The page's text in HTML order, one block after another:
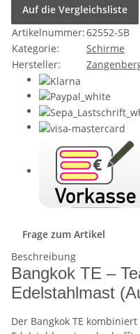
Auf die Vergleichsliste
Artikelnummer:62552-SB
Kategorie:
Schirme
Hersteller:
Frage zum Artikel
Beschreibung
Bangkok TE –
Edelstahlmast
Der Bangkok TE